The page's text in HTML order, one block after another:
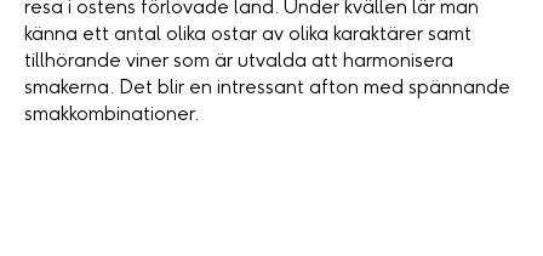
resa i ostens förlovade land. Under kvällen lär man
känna ett antal olika ostar av olika karaktärer samt
tillhörande viner som är utvalda att harmonisera
smakerna. Det blir en intressant afton med spännande
smakkombinationer.